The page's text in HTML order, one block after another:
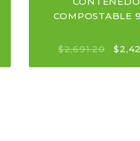
COMPOSTABLE
$2,691.20 $